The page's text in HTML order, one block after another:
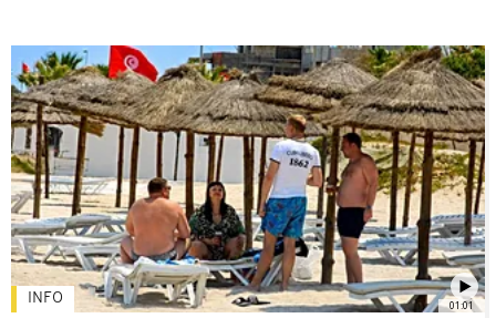
01:01
INFO